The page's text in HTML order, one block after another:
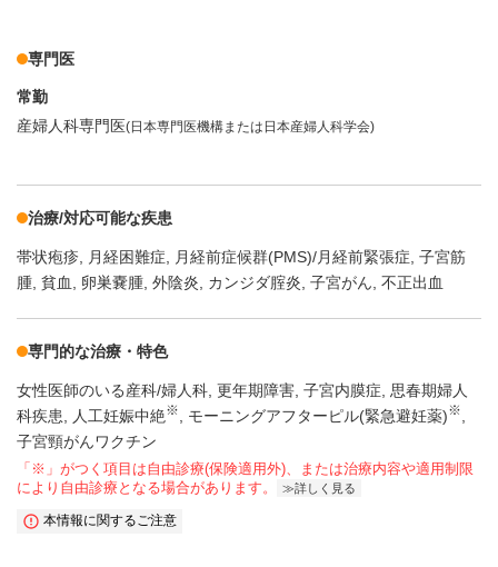
専門医
常勤
産婦人科専門医(日本専門医機構または日本産婦人科学会)
治療/対応可能な疾患
帯状疱疹 月経困難症 月経前症候群(PMS)/月経前緊張症 子宮筋
腫 貧血 卵巣嚢腫 外陰炎 カンジダ腟炎 子宮がん 不正出血
専門的な治療・特色
女性医師のいる産科/婦人科 更年期障害 子宮内膜症 思春期婦人
科疾患
人工妊娠中絶※ モーニングアフターピル(緊急避妊薬)※
子宮頸がんワクチン
「※」がつく項目は自由診療(保険適用外)、または治療内容や適用制限
により自由診療となる場合があります。
詳しく見る
本情報に関するご注意